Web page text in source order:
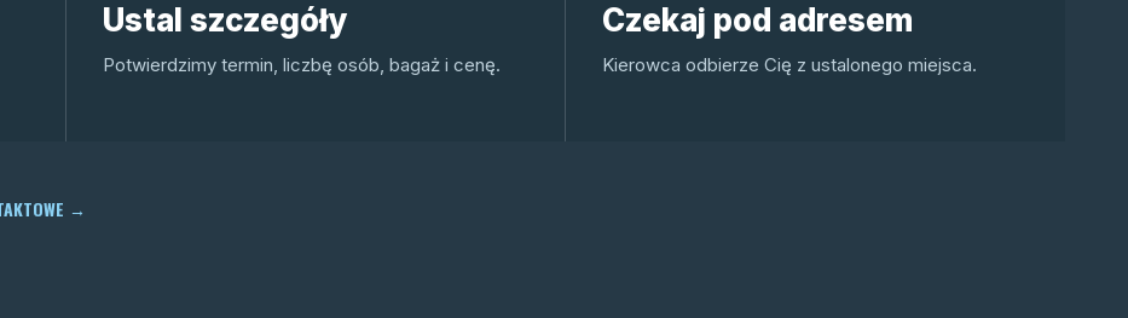
Ustal szczegóły
Potwierdzimy termin, liczbę osób, bagaż i cenę.
Czekaj pod adresem
Kierowca odbierze Cię z ustalonego miejsca.
→